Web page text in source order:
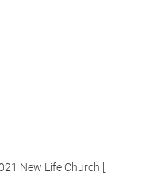
New Life Church [